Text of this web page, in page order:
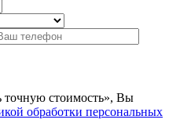
точную стоимость», Вы
обработки персональных